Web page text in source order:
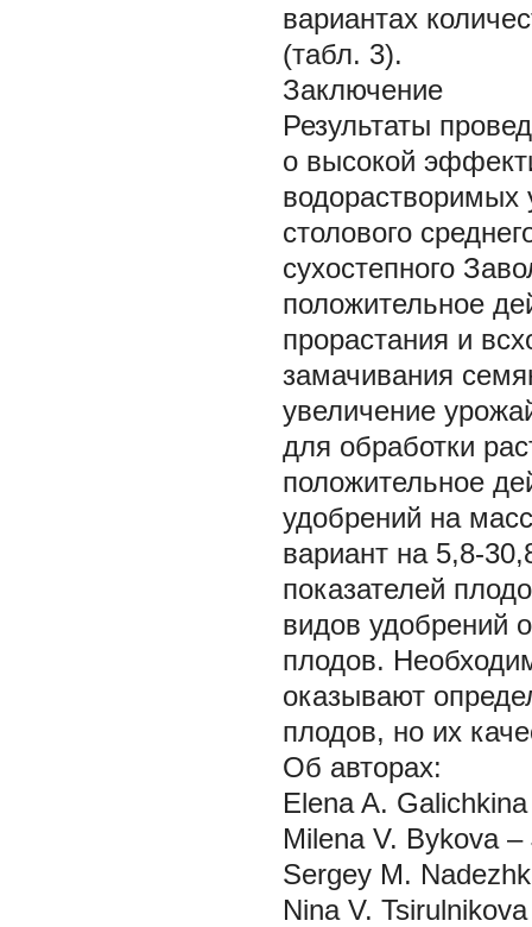
вариантах
(табл. 3).
Заключение
Результаты
о высокой
водорастворимых
столового
сухостепного
положительное
прорастания и
замачивания
увеличение
для обработки
положительное
удобрений на
вариант на 5,8-
показателей
видов удобрений
плодов.
оказывают
плодов, но их
Об авторах:
Elena A.
Milena V. Bykova
Sergey M.
Nina V.